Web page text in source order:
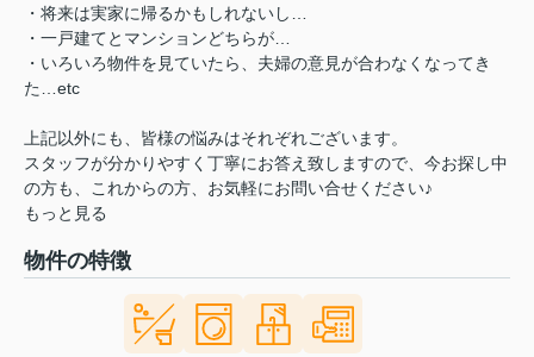
・将来は実家に帰るかもしれないし…
・一戸建てとマンションどちらが…
・いろいろ物件を見ていたら、夫婦の意見が合わなくなってき
た…etc
上記以外にも、皆様の悩みはそれぞれございます。
スタッフが分かりやすく丁寧にお答え致しますので、今お探し中
の方も、これからの方、お気軽にお問い合せください♪
もっと見る
物件の特徴